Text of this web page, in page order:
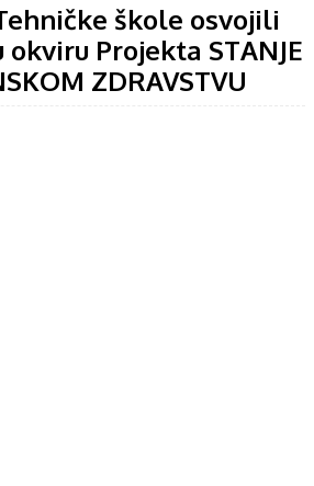
škole osvojili
Projekta STANJE
ZDRAVSTVU